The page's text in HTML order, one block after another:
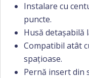
Instalare cu
puncte.
Husă detașabilă
Compatibil atât
spațioase.
Pernă insert din